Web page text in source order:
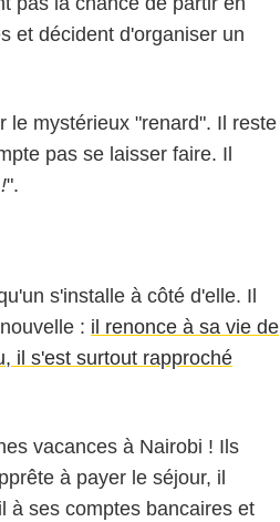
et décident d'organiser un
le mystérieux "renard". Il reste
pas se laisser faire. Il
".
s'installe à côté d'elle. Il
: il renonce à sa vie de
il s'est surtout rapproché
vacances à Nairobi ! Ils
à payer le séjour, il
à ses comptes bancaires et